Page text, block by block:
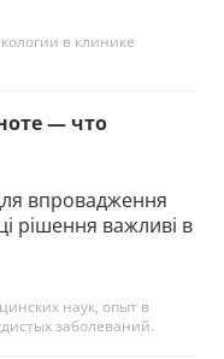
в клинике
— что
впровадження
рішення важливі в
наук, опыт в
заболеваний.